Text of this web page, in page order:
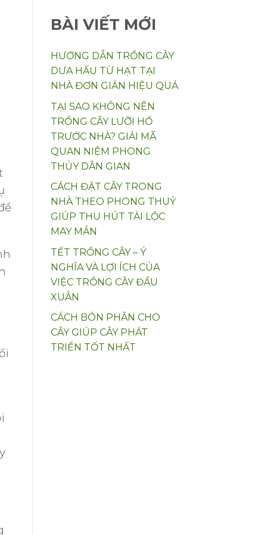
BÀI VIẾT MỚI
HƯỚNG DẪN TRỒNG CÂY
DƯA HẤU TỪ HẠT TẠI
NHÀ ĐƠN GIẢN HIỆU QUẢ
TẠI SAO KHÔNG NÊN
TRỒNG CÂY LƯỠI HỔ
TRƯỚC NHÀ? GIẢI MÃ
QUAN NIỆM PHONG
THỦY DÂN GIAN
CÁCH ĐẶT CÂY TRONG
NHÀ THEO PHONG THUỶ
GIÚP THU HÚT TÀI LỘC
MAY MẮN
TẾT TRỒNG CÂY – Ý
NGHĨA VÀ LỢI ÍCH CỦA
VIỆC TRỒNG CÂY ĐẦU
XUÂN
CÁCH BÓN PHÂN CHO
CÂY GIÚP CÂY PHÁT
TRIỂN TỐT NHẤT